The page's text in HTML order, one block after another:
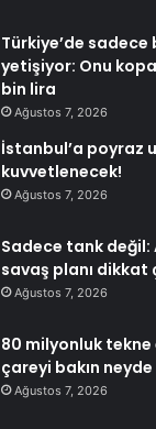
Türkiye’de sadece
yetişiyor: Onu
bin lira
Ağustos 7, 2026
İstanbul’a poyraz
kuvvetlenecek!
Ağustos 7, 2026
Sadece tank değil:
savaş planı dikkat
Ağustos 7, 2026
80 milyonluk tekne
çareyi bakın
Ağustos 7, 2026